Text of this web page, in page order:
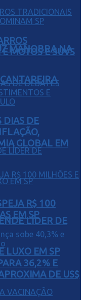
MANOBRA NA
LÍDER DE
LUXO EM SP
MOTOS E SUVS
DIAS DE
GLOBAL EM
R$ 100
EM SP
36,2% E
DE US$